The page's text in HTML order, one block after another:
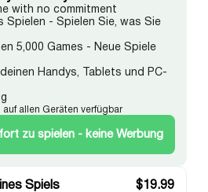
with no commitment
Spielen - Spielen Sie, was Sie
5,000 Games - Neue Spiele
Handys, Tablets und PC-
allen Geräten verfügbar
zu spielen - keine Werbung
Spiels $19.99